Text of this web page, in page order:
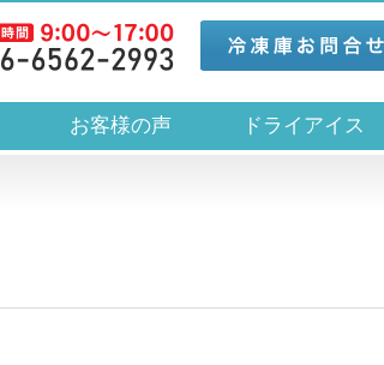
お客様の声 ドライアイス